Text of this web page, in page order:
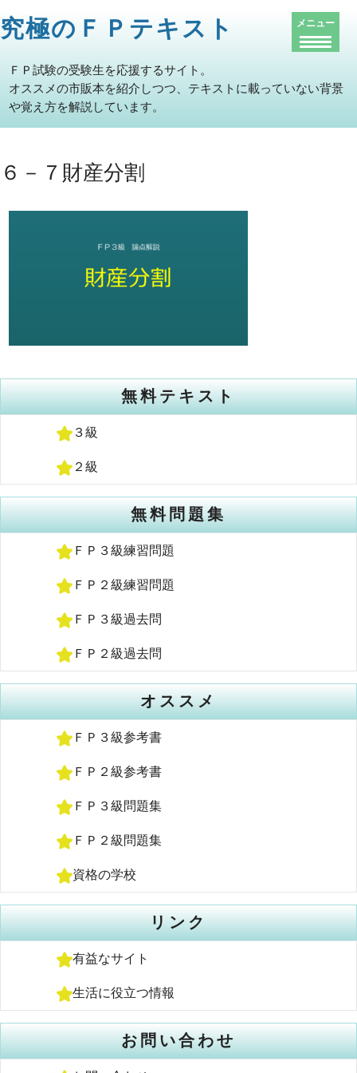
究極のＦＰテキスト
ＦＰ試験の受験生を応援するサイト。
オススメの市販本を紹介しつつ、テキストに載っていない背景
や覚え方を解説しています。
６－７財産分割
無料テキスト
３級
２級
無料問題集
ＦＰ３級練習問題
ＦＰ２級練習問題
ＦＰ３級過去問
ＦＰ２級過去問
オススメ
ＦＰ３級参考書
ＦＰ２級参考書
ＦＰ３級問題集
ＦＰ２級問題集
資格の学校
リンク
有益なサイト
生活に役立つ情報
お問い合わせ
メニュー